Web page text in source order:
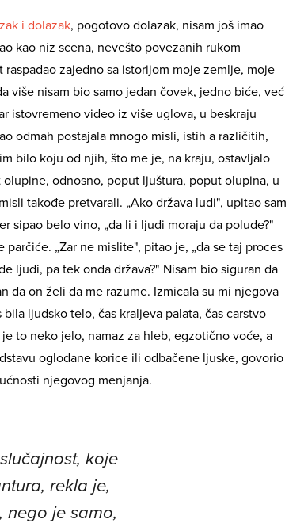
i dolazak, pogotovo dolazak, nisam još imao
kao niz scena, nevešto povezanih rukom
zajedno sa istorijom moje zemlje, moje
više nisam bio samo jedan čovek, jedno biće, već
istovremeno video iz više uglova, u beskraju
odmah postajala mnogo misli, istih a različitih,
bilo koju od njih, što me je, na kraju, ostavljalo
odnosno, poput ljuštura, poput olupina, u
takođe pretvarali. „Ako država ludi", upitao sam
sipao belo vino, „da li i ljudi moraju da polude?"
„Zar ne mislite", pitao je, „da se taj proces
ljudi, pa tek onda država?" Nisam bio siguran da
da on želi da me razume. Izmicala su mi njegova
ljudsko telo, čas kraljeva palata, čas carstvo
to neko jelo, namaz za hleb, egzotično voće, a
oglodane korice ili odbačene ljuske, govorio
njegovog menjanja.
koje
rekla je,
nego je samo,